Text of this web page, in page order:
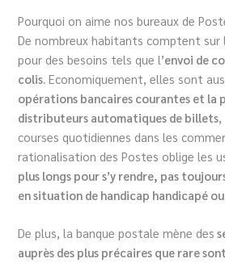
Pourquoi on aime nos bureaux de
De nombreux habitants comptent sur
pour des besoins tels que l’envoi de
colis.Economiquement, elles sont
opérations bancaires courantes et la
distributeurs automatiques de billets
courses quotidiennes dans les
rationalisation des Postes oblige les
plus longs pour s’y rendre, pas
en situation de handicap handicapé ou
De plus, la banque postale mène des
auprès des plus précaires que rare